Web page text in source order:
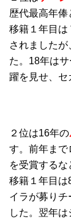
歴代最高年俸
移籍１年目は
されました
た。18年は
躍を見せ、セ
２位は16年の
す。前年まで
を受賞するな
移籍１年目は
イラが募りチ
した。翌年